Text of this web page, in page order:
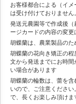
お客様都合による（イ
は受け付けておりません。
発送元農園等で作成後
ージカードの内容の変更
胡蝶蘭は、農業製品のた
胡蝶蘭の花向き矯正の
文から発送までにお時
い場合があります
胡蝶蘭の輪数は、蕾を
いので、ご注意くださ
で、長くお楽しみ頂けま